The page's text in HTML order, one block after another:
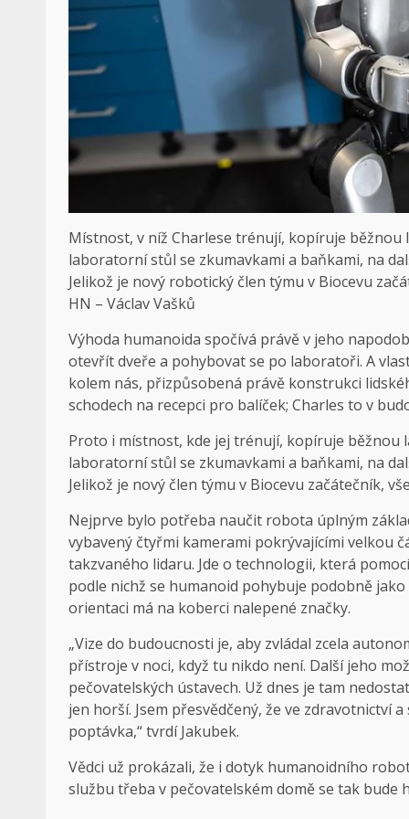
Místnost, v níž Charlese trénují, kopíruje
laboratorní stůl se zkumavkami a baňkami, na
Jelikož je nový robotický člen týmu v Biocevu
HN – Václav Vašků
Výhoda humanoida spočívá právě v jeho
otevřít dveře a pohybovat se po laboratoři. A
kolem nás, přizpůsobená právě konstrukci
schodech na recepci pro balíček; Charles to v
Proto i místnost, kde jej trénují, kopíruje
laboratorní stůl se zkumavkami a baňkami, na
Jelikož je nový člen týmu v Biocevu začátečník,
Nejprve bylo potřeba naučit robota úplným
vybavený čtyřmi kamerami pokrývajícími velkou
takzvaného lidaru. Jde o technologii, která
podle nichž se humanoid pohybuje podobně
orientaci má na koberci nalepené značky.
„Vize do budoucnosti je, aby zvládal zcela
přístroje v noci, když tu nikdo není. Další jeho
pečovatelských ústavech. Už dnes je tam
jen horší. Jsem přesvědčený, že ve zdravotnictví
poptávka,“ tvrdí Jakubek.
Vědci už prokázali, že i dotyk humanoidního
službu třeba v pečovatelském domě se tak bude